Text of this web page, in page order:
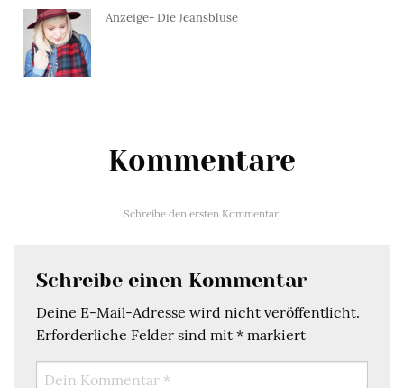
Anzeige- Die Jeansbluse
Kommentare
Schreibe den ersten Kommentar!
Schreibe einen Kommentar
Deine E-Mail-Adresse wird nicht veröffentlicht.
Erforderliche Felder sind mit * markiert